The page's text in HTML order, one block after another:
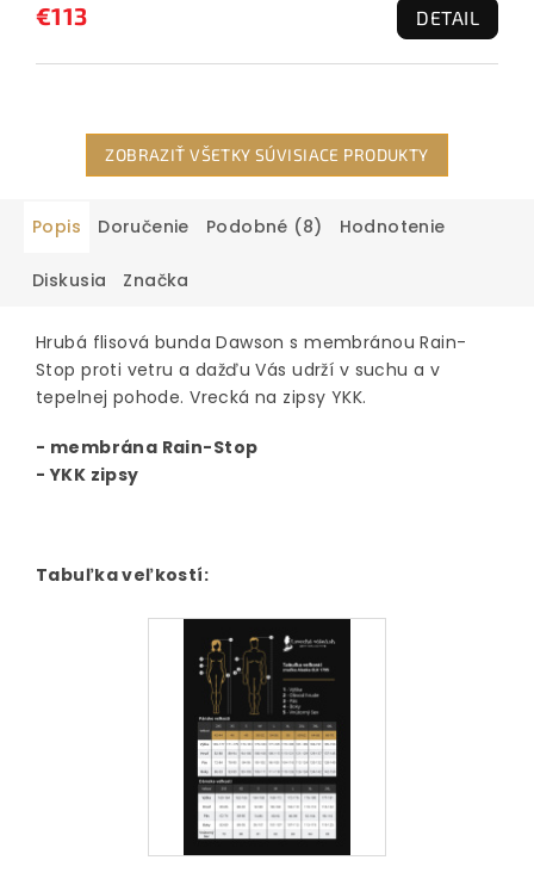
€113 DETAIL
ZOBRAZIŤ VŠETKY SÚVISIACE PRODUKTY
Popis Doručenie Podobné (8) Hodnotenie
Diskusia Značka
Hrubá flisová bunda Dawson s membránou Rain-
Stop proti vetru a dažďu Vás udrží v suchu a v
tepelnej pohode. Vrecká na zipsy YKK.
- membrána Rain-Stop
- YKK zipsy
Tabuľka veľkostí: